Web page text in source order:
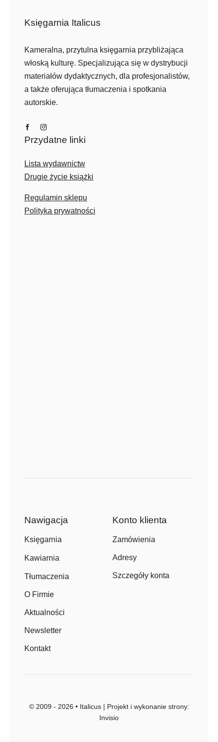
Księgarnia Italicus
Kameralna, przytulna księgarnia przybliżająca
włoską kulturę. Specjalizująca się w dystrybucji
materiałów dydaktycznych, dla profesjonalistów,
a także oferująca tłumaczenia i spotkania
autorskie.
Przydatne linki
Lista wydawnictw
Drugie życie książki
Regulamin sklepu
Polityka prywatności
Nawigacja
Księgarnia
Kawiarnia
Tłumaczenia
O Firmie
Aktualności
Newsletter
Kontakt
Konto klienta
Zamówienia
Adresy
Szczegóły konta
© 2009 - 2026 • Italicus | Projekt i wykonanie strony:
Invisio